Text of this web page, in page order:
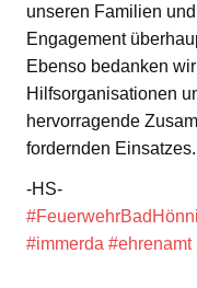
unseren Familien
Engagement
Ebenso bedanken
Hilfsorganisationen
hervorragende
fordernden Einsatzes.
-HS-
#immerda #ehrenamt